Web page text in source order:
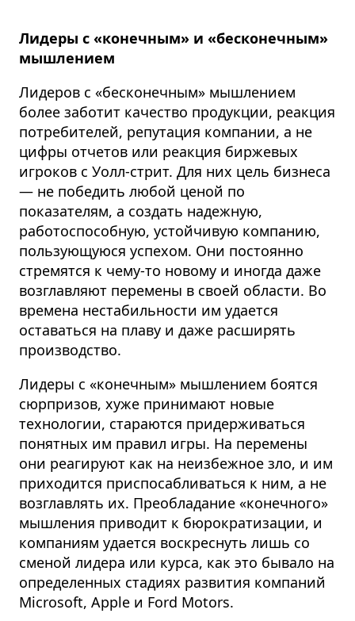
Лидеры с «конечным» и «бесконечным»
мышлением
Лидеров с «бесконечным» мышлением
более заботит качество продукции, реакция
потребителей, репутация компании, а не
цифры отчетов или реакция биржевых
игроков с Уолл-стрит. Для них цель бизнеса
— не победить любой ценой по
показателям, а создать надежную,
работоспособную, устойчивую компанию,
пользующуюся успехом. Они постоянно
стремятся к чему-то новому и иногда даже
возглавляют перемены в своей области. Во
времена нестабильности им удается
оставаться на плаву и даже расширять
производство.
Лидеры с «конечным» мышлением боятся
сюрпризов, хуже принимают новые
технологии, стараются придерживаться
понятных им правил игры. На перемены
они реагируют как на неизбежное зло, и им
приходится приспосабливаться к ним, а не
возглавлять их. Преобладание «конечного»
мышления приводит к бюрократизации, и
компаниям удается воскреснуть лишь со
сменой лидера или курса, как это бывало на
определенных стадиях развития компаний
Microsoft, Apple и Ford Motors.